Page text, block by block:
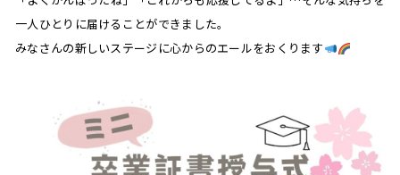
一人ひとりに届けることができました。
みなさんの新しいステージに心からのエールをおくります